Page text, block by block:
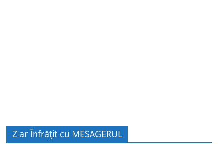
Ziar Înfrățit cu MESAGERUL